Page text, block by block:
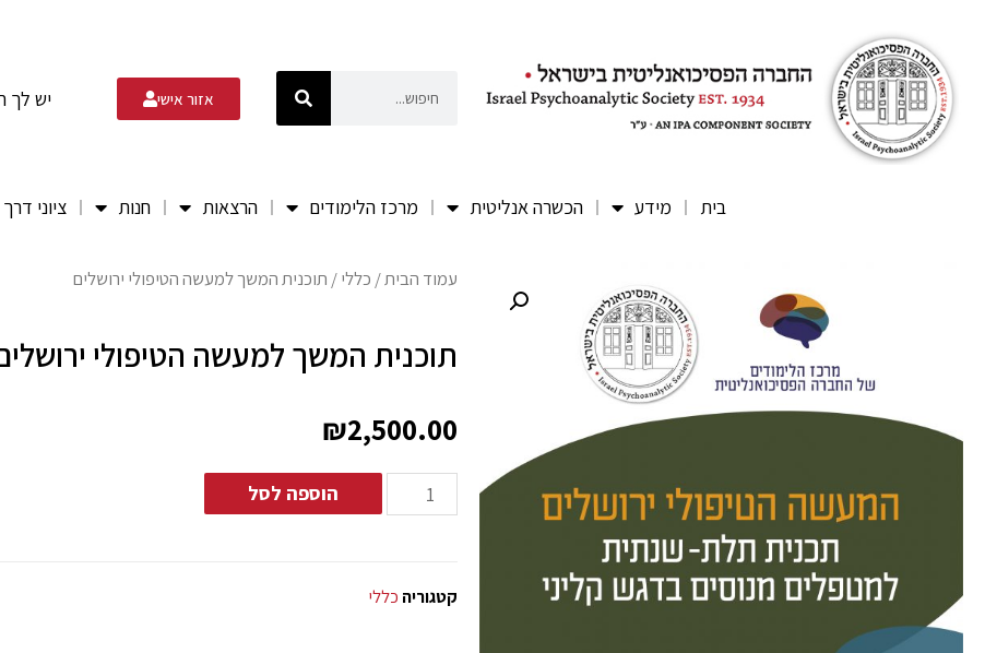
אזור אישי יש לך
בית מידע הכשרה אנליטית מרכז הלימודים הרצאות חנות ציוני דרך
עמוד הבית/ כללי/ תוכנית המשך למעשה הטיפולי ירושלים
תוכנית המשך למעשה הטיפולי
₪2,500.00
הוספה לסל
קטגוריה כללי